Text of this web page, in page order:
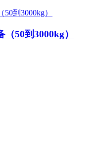
50到3000kg）